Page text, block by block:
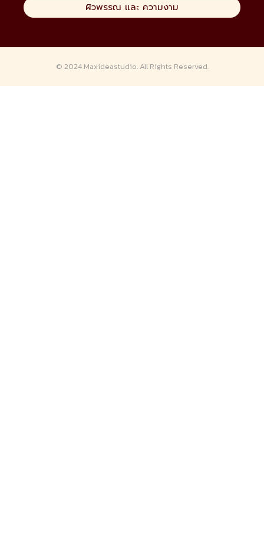
ผิวพรรณ และ ความงาม
© 2024 Maxideastudio.All Rights Reserved.